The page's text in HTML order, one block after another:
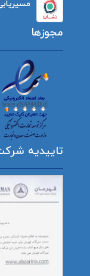
مجوزها
تاییدیه